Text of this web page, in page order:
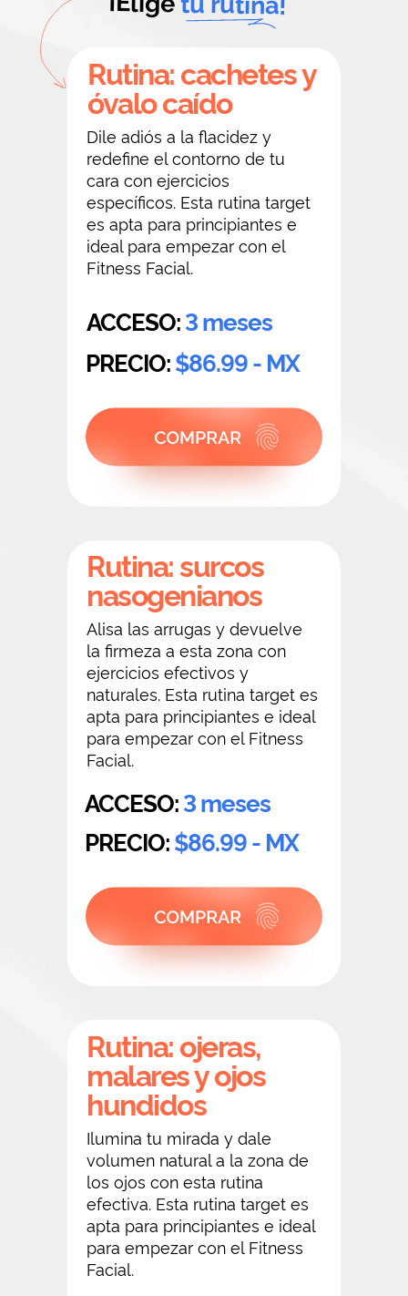
Ilumina tu mirada y dale
volumen natural a la zona de
los ojos con esta rutina
efectiva. Esta rutina target es
apta para principiantes e ideal
para empezar con el Fitness
Facial.
Rutina: ojeras,
malares y ojos
hundidos
Alisa las arrugas y devuelve
la firmeza a esta zona con
ejercicios efectivos y
naturales. Esta rutina target es
apta para principiantes e ideal
para empezar con el Fitness
Facial.
PRECIO:$86.99 - MX
ACCESO:3 meses
Rutina: surcos
nasogenianos
Rutina: cachetes y
óvalo caído
ACCESO:3 meses
PRECIO:$86.99 - MX
Dile adiós a la flacidez y
redefine el contorno de tu
cara con ejercicios
específicos. Esta rutina target
es apta para principiantes e
ideal para empezar con el
Fitness Facial.